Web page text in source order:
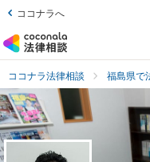
ココナラへ
ココナラ法律相談 福島県で